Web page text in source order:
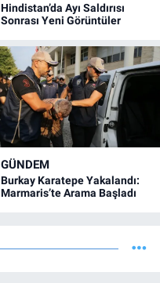
Hindistan’da Ayı Saldırısı
Sonrası Yeni Görüntüler
GÜNDEM
Burkay Karatepe Yakalandı:
Marmaris’te Arama Başladı